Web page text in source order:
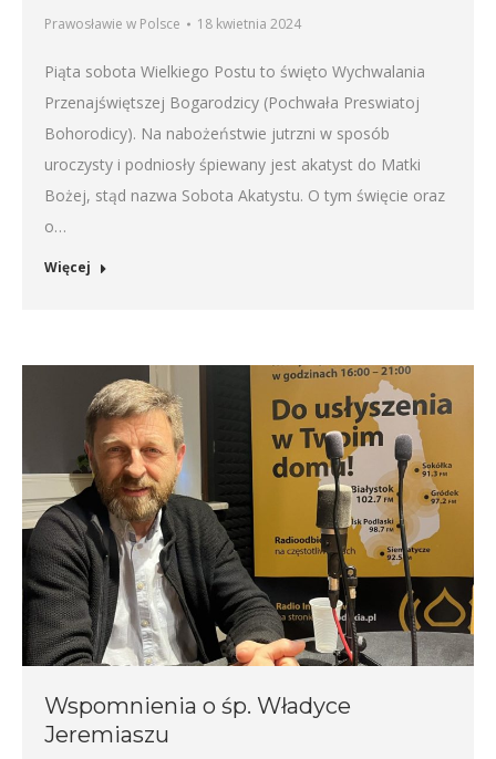
Prawosławie w Polsce 18 kwietnia 2024
Piąta sobota Wielkiego Postu to święto Wychwalania
Przenajświętszej Bogarodzicy (Pochwała Preswiatoj
Bohorodicy). Na nabożeństwie jutrzni w sposób
uroczysty i podniosły śpiewany jest akatyst do Matki
Bożej, stąd nazwa Sobota Akatystu. O tym święcie oraz
o…
Więcej
Wspomnienia o śp. Władyce
Jeremiaszu